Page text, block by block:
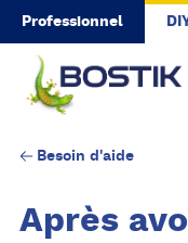
Skip to main content
Professionnel
Besoin d'aide
Après